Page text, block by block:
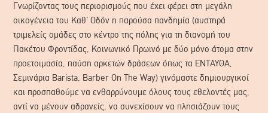
Γνωρίζοντας τους περιορισμούς που έχει φέρει στη μεγάλη
οικογένεια του Καθ’ Οδόν η παρούσα πανδημία (αυστηρά
τριμελείς ομάδες στο κέντρο της πόλης για τη διανομή του
Πακέτου Φροντίδας, Κοινωνικό Πρωινό με δύο μόνο άτομα στην
προετοιμασία, παύση αρκετών δράσεων όπως τα ΕΝΤΑΥΘΑ,
Σεμινάρια Barista, Barber On The Way) γινόμαστε δημιουργικοί
και προσπαθούμε να ενθαρρύνουμε όλους τους εθελοντές μας,
αντί να μένουν αδρανείς, να συνεχίσουν να πλησιάζουν τους